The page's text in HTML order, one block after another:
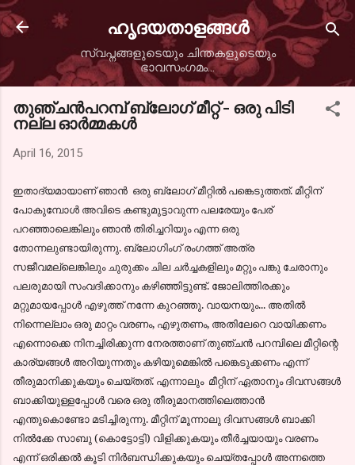
Skip to main content
ഹൃദയതാളങ്ങള്‍
സ്വപ്നങ്ങളുടെയും ചിന്തകളുടെയും
ഭാവസംഗമം...
തുഞ്ചന്‍പറമ്പ് ബ്ലോഗ്‌ മീറ്റ്‌ - ഒരു പിടി
നല്ല ഓര്‍മ്മകള്‍
April 16, 2015
ഇതാദ്യമായാണ് ഞാന്‍ ഒരു ബ്ലോഗ്‌ മീറ്റില്‍ പങ്കെടുത്തത്. മീറ്റിന്
പോകുമ്പോള്‍ അവിടെ കണ്ടുമുട്ടാവുന്ന പലരേയും പേര്
പറഞ്ഞാലെങ്കിലും ഞാന്‍ തിരിച്ചറിയും എന്ന ഒരു
തോന്നലുണ്ടായിരുന്നു. ബ്ലോഗിംഗ് രംഗത്ത് അത്ര
സജീവമല്ലെങ്കിലും ചുരുക്കം ചില ചര്‍ച്ചകളിലും മറ്റും പങ്കു ചേരാനും
പലരുമായി സംവദിക്കാനും കഴിഞ്ഞിട്ടുണ്ട്. ജോലിത്തിരക്കും
മറ്റുമായപ്പോള്‍ എഴുത്ത് നന്നേ കുറഞ്ഞു. വായനയും... അതില്‍
നിന്നെല്ലാം ഒരു മാറ്റം വരണം, എഴുതണം, അതിലേറെ വായിക്കണം
എന്നൊക്കെ നിനച്ചിരിക്കുന്ന നേരത്താണ് തുഞ്ചന്‍ പറമ്പിലെ മീറ്റിന്റെ
കാര്യങ്ങള്‍ അറിയുന്നതും കഴിയുമെങ്കില്‍ പങ്കെടുക്കണം എന്ന്‍
തീരുമാനിക്കുകയും ചെയ്തത്. എന്നാലും മീറ്റിന് ഏതാനും ദിവസങ്ങള്‍
ബാക്കിയുള്ളപ്പോള്‍ വരെ ഒരു തീരുമാനത്തിലെത്താന്‍
എന്തുകൊണ്ടോ മടിച്ചിരുന്നു. മീറ്റിന് മൂന്നാലു ദിവസങ്ങള്‍ ബാക്കി
നില്‍ക്കേ സാബു (കൊട്ടോട്ടി) വിളിക്കുകയും തീര്‍ച്ചയായും വരണം
എന്ന്‍ ഒരിക്കല്‍ കൂടി നിര്‍ബന്ധിക്കുകയും ചെയ്തപ്പോള്‍ അന്നത്തെ